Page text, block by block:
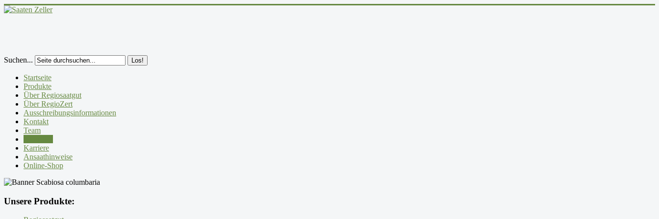
Suchen... Los!
Startseite
Produkte
Über Regiosaatgut
Über RegioZert
Ausschreibungsinformationen
Kontakt
Team
Karriere
Ansaathinweise
Online-Shop
Unsere Produkte: